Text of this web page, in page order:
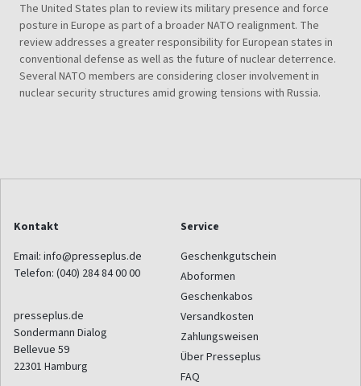
The United States plan to review its military presence and force
posture in Europe as part of a broader NATO realignment. The
review addresses a greater responsibility for European states in
conventional defense as well as the future of nuclear deterrence.
Several NATO members are considering closer involvement in
nuclear security structures amid growing tensions with Russia.
Kontakt
Email: info@presseplus.de
Telefon: (040) 284 84 00 00
presseplus.de
Sondermann Dialog
Bellevue 59
22301 Hamburg
Service
Geschenkgutschein
Aboformen
Geschenkabos
Versandkosten
Zahlungsweisen
Über Presseplus
FAQ